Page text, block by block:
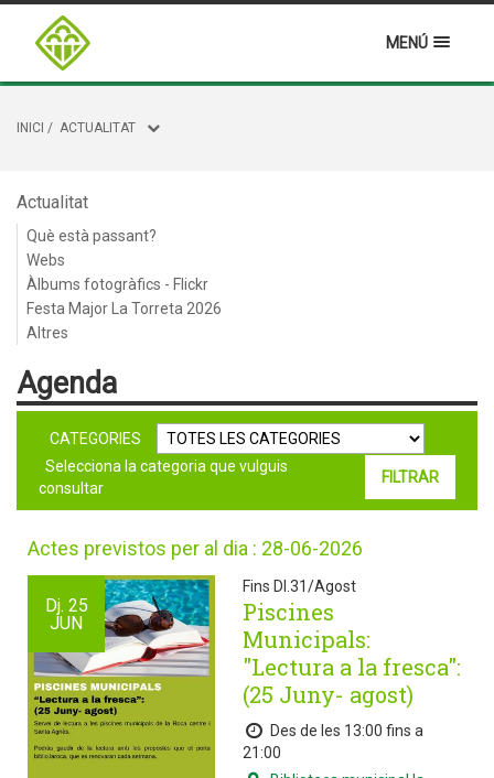
MENÚ
INICI / ACTUALITAT
Actualitat
Què està passant?
Webs
Àlbums fotogràfics - Flickr
Festa Major La Torreta 2026
Altres
Agenda
CATEGORIES
Selecciona la categoria que vulguis
consultar
Actes previstos per al dia : 28-06-2026
Dj. 25
JUN
Fins Dl.31/Agost
Piscines
Municipals:
"Lectura a la fresca":
(25 Juny- agost)
Des de les 13:00 fins a
21:00